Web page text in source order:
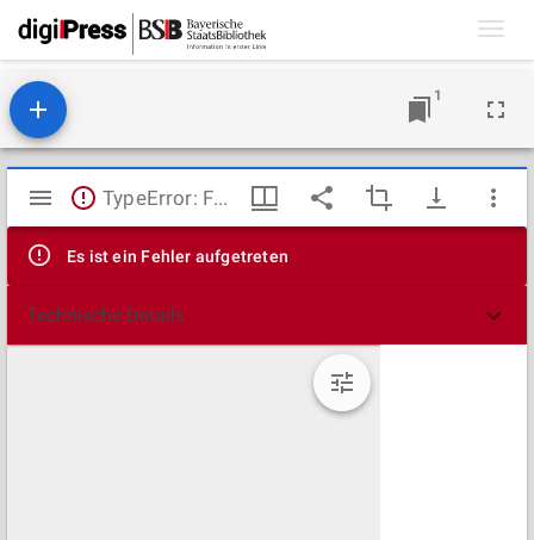
1
Mirador
Viewer
TypeError: Failed to fetch
Es ist ein Fehler aufgetreten
Technische Details